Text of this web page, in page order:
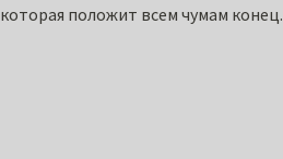
которая положит всем чумам конец.